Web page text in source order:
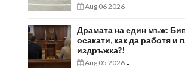
Aug 06 2026 -
Драмата на един мъж:
осакати, как да работя и
издръжка?!
Aug 05 2026 -